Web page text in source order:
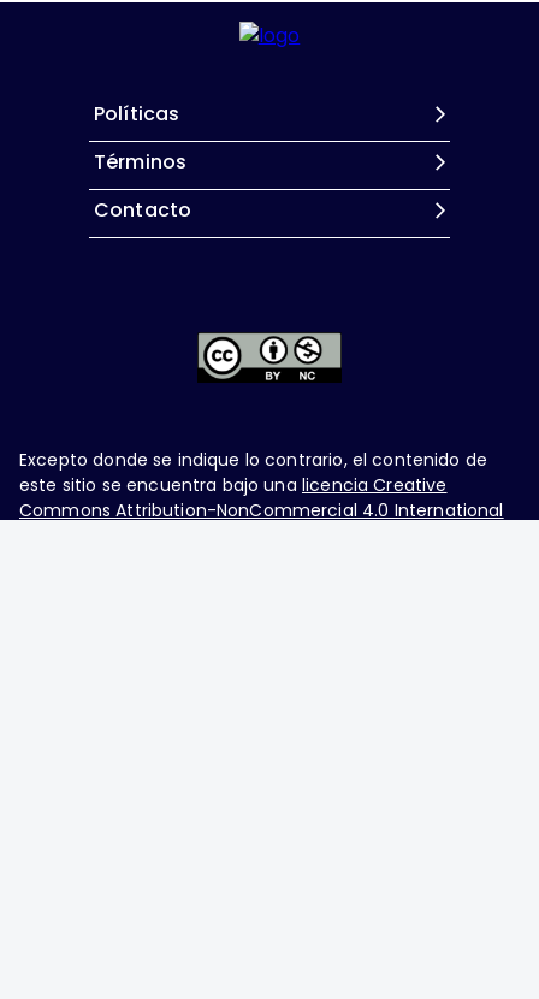
Políticas
Términos
Contacto
Excepto donde se indique lo contrario, el contenido de
este sitio se encuentra bajo una licencia Creative
Commons Attribution-NonCommercial 4.0 International